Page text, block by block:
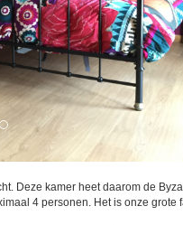
Deze kamer heet daarom de
4 personen. Het is onze